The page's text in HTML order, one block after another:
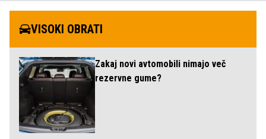
VISOKI OBRATI
Zakaj novi avtomobili nimajo več
rezervne gume?